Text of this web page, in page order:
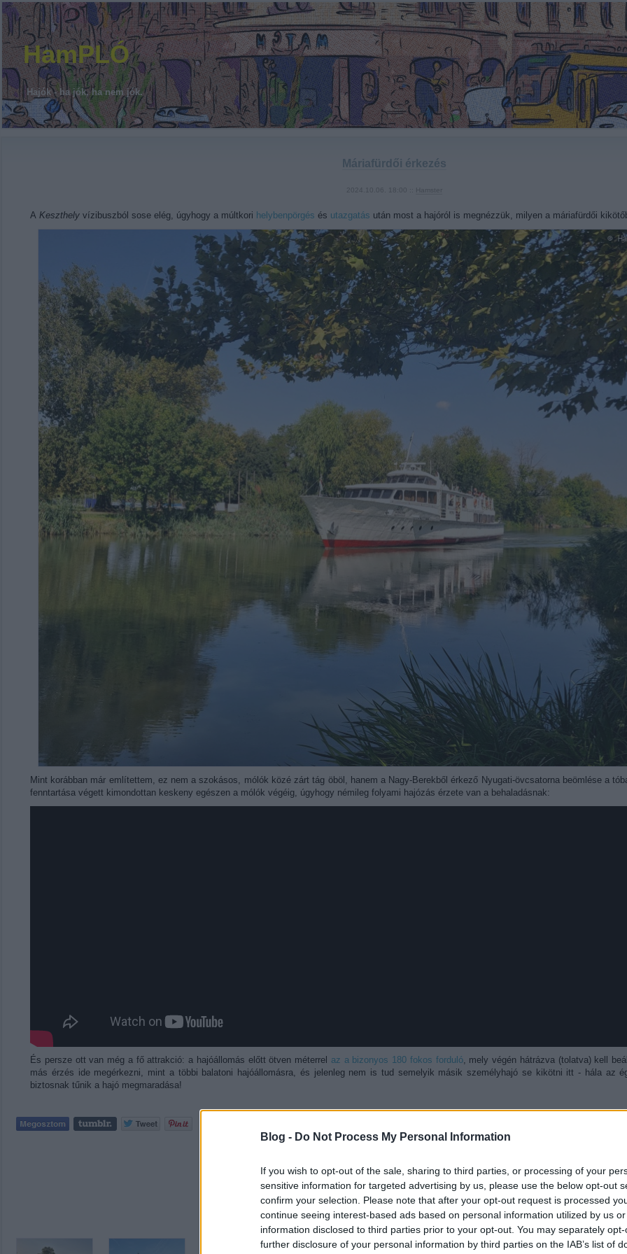
Blog - Do Not Process My Personal Information
If you wish to opt-out of the sale, sharing to third parties, or processing of your
sensitive information for targeted advertising by us, please use the below opt-out
confirm your selection. Please note that after your opt-out request is processed
continue seeing interest-based ads based on personal information utilized by us
information disclosed to third parties prior to your opt-out. You may separately
further disclosure of your personal information by third parties on the IAB’s list of
HamPLÓ
Hajók - ha jók, ha nem jók.
Máriafürdői érkezés
Hamster
A Keszthely vízibuszból sose elég, úgyhogy a múltkori helybenpörgés és utazgatás után most a hajóról is megnézzük, milyen a máriafürdői
Mint korábban már említettem, ez nem a szokásos, mólók közé zárt tág öböl, hanem a Nagy-Berekből érkező Nyugati-övcsatorna beömlése a
fenntartása végett kimondottan keskeny egészen a mólók végéig, úgyhogy némileg folyami hajózás érzete van a behaladásnak:
És persze ott van még a fő attrakció: a hajóállomás előtt ötven méterrel az a bizonyos 180 fokos forduló, mely végén hátrázva (tolatva) kell
más érzés ide megérkezni, mint a többi balatoni hajóállomásra, és jelenleg nem is tud semelyik másik személyhajó se kikötni itt - hála az
biztosnak tűnik a hajó megmaradása!
utazás balatonmáriafürdő keszthely ms